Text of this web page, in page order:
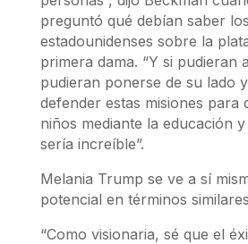
preguntó qué debían saber los
estadounidenses sobre la
primera dama. “Y si pudieran
pudieran ponerse de su lado
defender estas misiones para
niños mediante la educación
sería increíble”.
Melania Trump se ve a sí
potencial en términos
“Como visionaria, sé que el